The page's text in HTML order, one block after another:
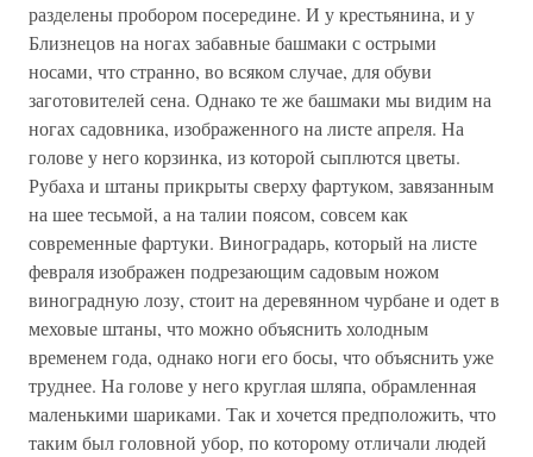
разделены пробором посередине. И у крестьянина, и у
Близнецов на ногах забавные башмаки с острыми
носами, что странно, во всяком случае, для обуви
заготовителей сена. Однако те же башмаки мы видим на
ногах садовника, изображенного на листе апреля. На
голове у него корзинка, из которой сыплются цветы.
Рубаха и штаны прикрыты сверху фартуком, завязанным
на шее тесьмой, а на талии поясом, совсем как
современные фартуки. Виноградарь, который на листе
февраля изображен подрезающим садовым ножом
виноградную лозу, стоит на деревянном чурбане и одет в
меховые штаны, что можно объяснить холодным
временем года, однако ноги его босы, что объяснить уже
труднее. На голове у него круглая шляпа, обрамленная
маленькими шариками. Так и хочется предположить, что
таким был головной убор, по которому отличали людей